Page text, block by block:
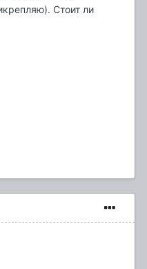
Стоит ли